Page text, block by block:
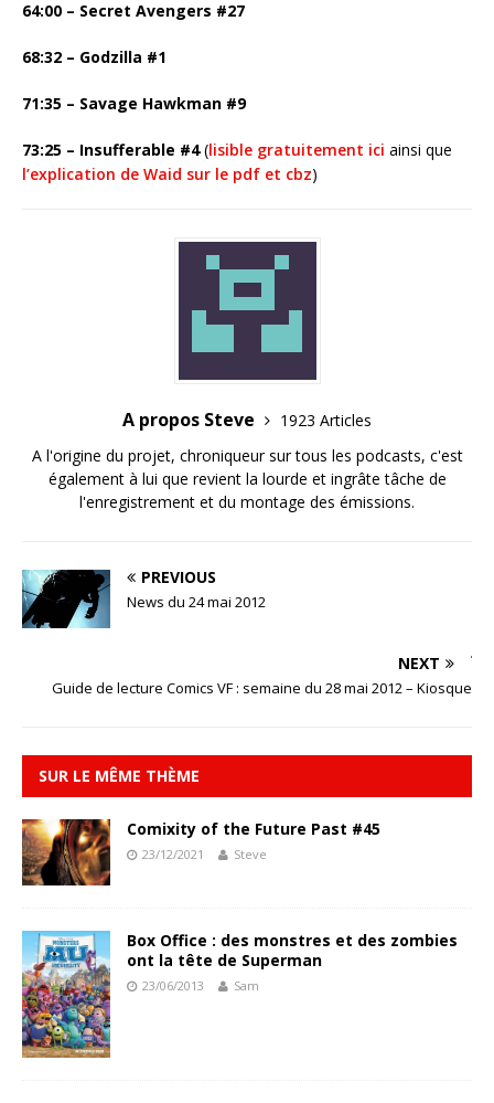
64:00 – Secret Avengers #27
68:32 – Godzilla #1
71:35 – Savage Hawkman #9
73:25 – Insufferable #4(lisible gratuitement ici ainsi que
l’explication de Waid sur le pdf et cbz)
A propos Steve
1923 Articles
A l'origine du projet, chroniqueur sur tous les podcasts, c'est
également à lui que revient la lourde et ingrâte tâche de
l'enregistrement et du montage des émissions.
PREVIOUS
News du 24 mai 2012
NEXT
Guide de lecture Comics VF : semaine du 28 mai 2012 – Kiosque
SUR LE MÊME THÈME
Comixity of the Future Past #45
23/12/2021 Steve
Box Office : des monstres et des zombies
ont la tête de Superman
23/06/2013 Sam